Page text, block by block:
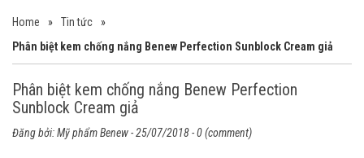
Home » Tin tức
»
Phân biệt kem chống nắng Benew Perfection Sunblock Cream giả
Phân biệt kem chống nắng Benew Perfection
Sunblock Cream giả
Đăng bởi:Mỹ phẩm Benew- 25/07/2018 - 0 (comment)